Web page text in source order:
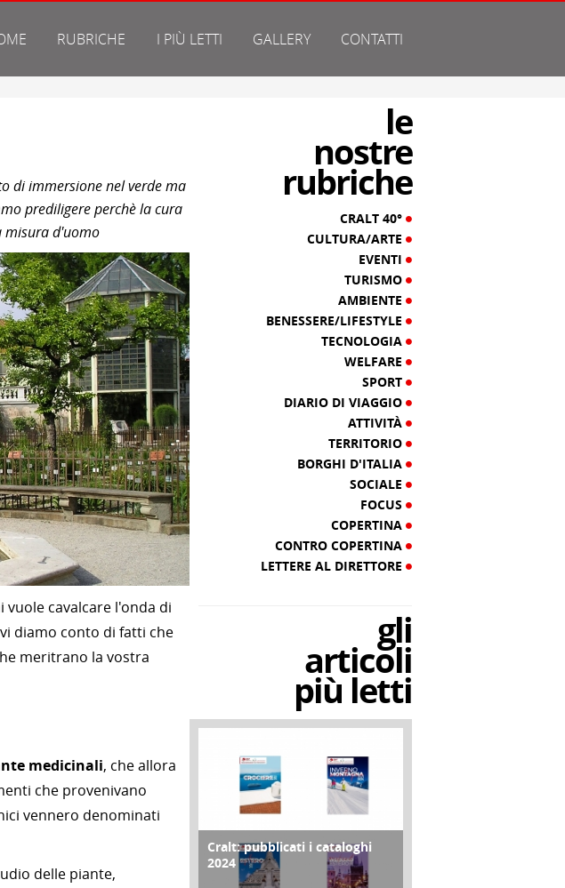
RUBRICHE I PIÙ LETTI GALLERY CONTATTI
di immersione nel verde ma
prediligere perchè la cura
misura d'uomo
cavalcare l'onda di
vi diamo conto di fatti che
meritrano la vostra
medicinali, che allora
che provenivano
vennero denominati
delle piante,
le
nostre
rubriche
CRALT 40°
CULTURA/ARTE
EVENTI
TURISMO
AMBIENTE
BENESSERE/LIFESTYLE
TECNOLOGIA
WELFARE
SPORT
DIARIO DI VIAGGIO
ATTIVITÀ
TERRITORIO
BORGHI D'ITALIA
SOCIALE
FOCUS
COPERTINA
CONTRO COPERTINA
LETTERE AL DIRETTORE
gli
articoli
più letti
COPERTINA
Cralt: pubblicati i cataloghi
2024